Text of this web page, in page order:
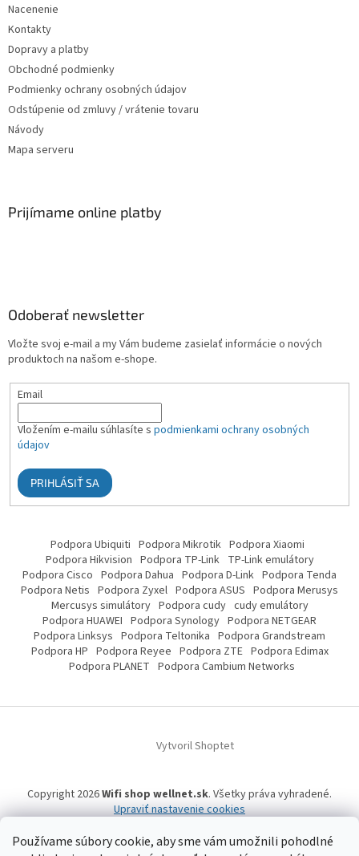
Používame súbory cookie, aby sme vám umožnili pohodlné
Nacenenie
Kontakty
Dopravy a platby
Obchodné podmienky
Podmienky ochrany osobných údajov
Odstúpenie od zmluvy / vrátenie tovaru
Návody
Mapa serveru
Prijímame online platby
Odoberať newsletter
Vložte svoj e-mail a my Vám budeme zasielať informácie o nových
produktoch na našom e-shope.
Email
Vložením e-mailu súhlasíte s podmienkami ochrany osobných
údajov
PRIHLÁSIŤ SA
Podpora Ubiquiti Podpora Mikrotik Podpora Xiaomi
Podpora Hikvision Podpora TP-Link TP-Link emulátory
Podpora Cisco Podpora Dahua Podpora D-Link Podpora Tenda
Podpora Netis Podpora Zyxel Podpora ASUS Podpora Merusys
Mercusys simulátory Podpora cudy cudy emulátory
Podpora HUAWEI Podpora Synology Podpora NETGEAR
Podpora Linksys Podpora Teltonika Podpora Grandstream
Podpora HP Podpora Reyee Podpora ZTE Podpora Edimax
Podpora PLANET Podpora Cambium Networks
Vytvoril Shoptet
Copyright 2026Wifi shop wellnet.sk. Všetky práva vyhradené.
Upraviť nastavenie cookies